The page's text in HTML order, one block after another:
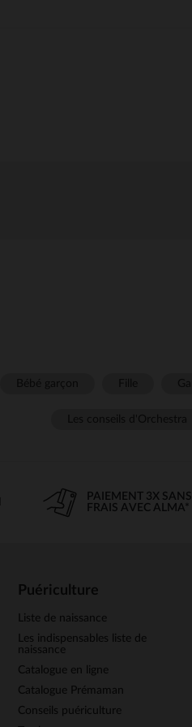
PAIEMENT 3X SANS
FRAIS AVEC ALMA*
Puériculture
Liste de naissance
Les indispensables liste de
naissance
Catalogue en ligne
Catalogue Prémaman
Conseils puériculture